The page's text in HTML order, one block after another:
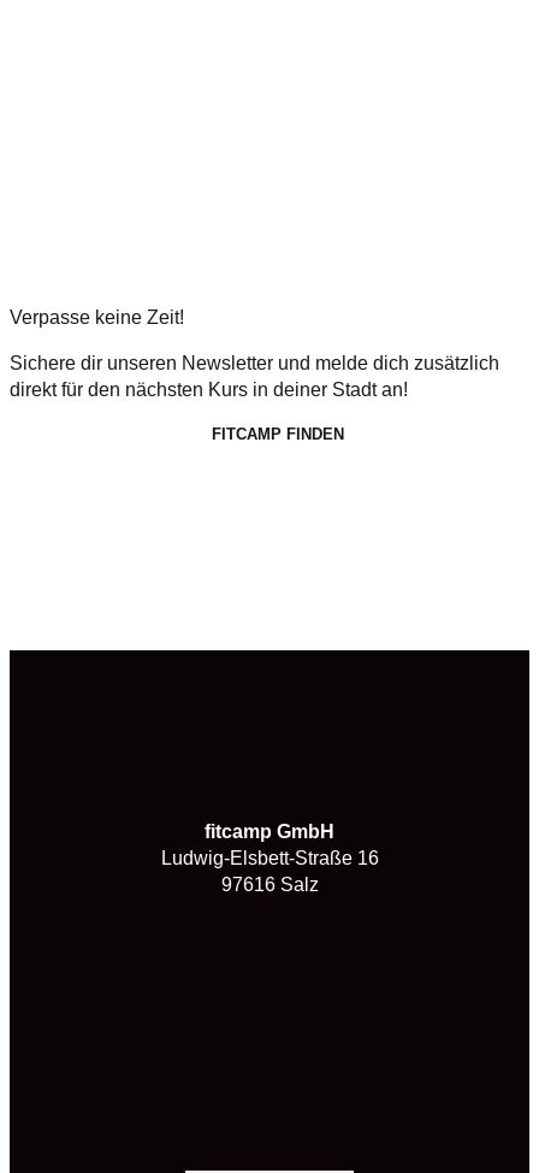
Verpasse keine Zeit!
Sichere dir unseren Newsletter und melde dich zusätzlich
direkt für den nächsten Kurs in deiner Stadt an!
FITCAMP FINDEN
fitcamp GmbH
Ludwig-Elsbett-Straße 16
97616 Salz